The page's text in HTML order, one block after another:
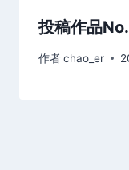
投稿作品
作者chao_er